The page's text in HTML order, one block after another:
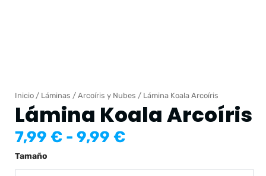
Inicio / Láminas / Arcoíris y Nubes / Lámina Koala Arcoíris
Lámina Koala Arcoíris
7,99 € - 9,99 €Rango
precios:
Tamaño
Lámina
Koala